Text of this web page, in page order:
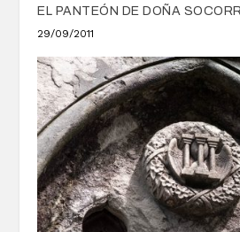
EL PANTEÓN DE DOÑA
29/09/2011